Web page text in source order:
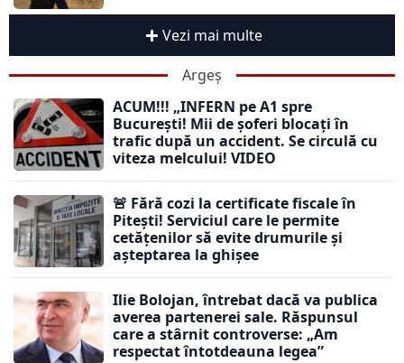
Vezi mai multe
Argeș
ACUM!!! „INFERN pe A1 spre
București! Mii de șoferi blocați în
trafic după un accident. Se circulă cu
viteza melcului! VIDEO
🚨 Fără cozi la certificate fiscale în
Pitești! Serviciul care le permite
cetățenilor să evite drumurile și
așteptarea la ghișee
Ilie Bolojan, întrebat dacă va publica
averea partenerei sale. Răspunsul
care a stârnit controverse: „Am
respectat întotdeauna legea”